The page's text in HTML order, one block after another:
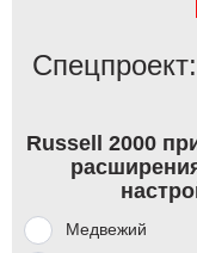
Russell 2000
Медвежий